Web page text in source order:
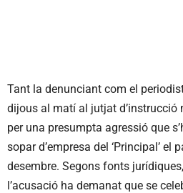
Tant la denunciant com el
dijous al matí al jutjat d’instrucció
per una presumpta agressió que
sopar d’empresa del ‘Principal’ el
desembre. Segons fonts
l’acusació ha demanat que se